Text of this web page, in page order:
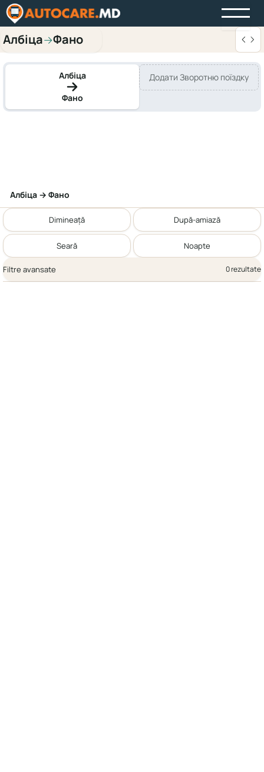
Албіца→Фано
Албіца
Фано
Додати Зворотню поїздку
Албіца → Фано
Dimineață După-amiază
Seară Noapte
Filtre avansate 0 rezultate